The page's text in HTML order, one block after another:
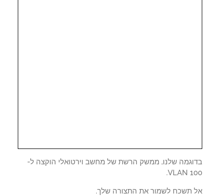
שלנו, ממשק הרשת של מחשב וירטואלי הוקצה ל-
VLAN
תשכח לשמור את התצורה שלך.